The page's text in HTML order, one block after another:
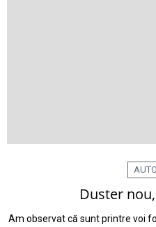
Duster
Am observat că sunt printre voi